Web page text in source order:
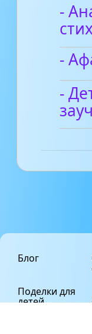
-
-
-
Блог
Поделки для
детей